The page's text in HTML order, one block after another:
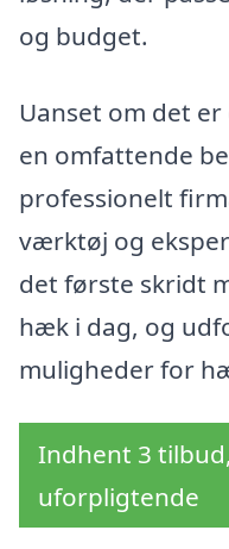
og budget.
Uanset om det
en omfattende
professionelt
værktøj og
det første skridt
hæk i dag, og
muligheder for
Indhent 3
uforpligtende